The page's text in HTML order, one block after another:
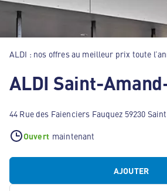
ALDI : nos offres au meilleur prix toute
ALDI Saint-
44 Rue des Faienciers Fauquez 59230
Ouvert maintenant
AJOUTER